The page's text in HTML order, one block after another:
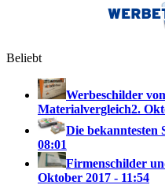
Beliebt
Werbeschilder
Materialvergleich2.
Die bekanntesten
08:01
Firmenschilder
Oktober 2017 - 11:54